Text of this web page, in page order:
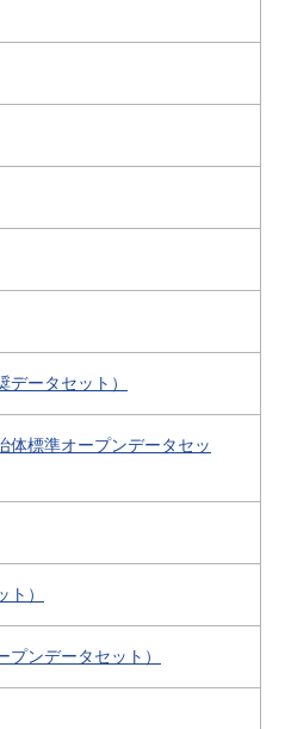
ータセット）
体標準オープンデータセッ
）
ンデータセット）